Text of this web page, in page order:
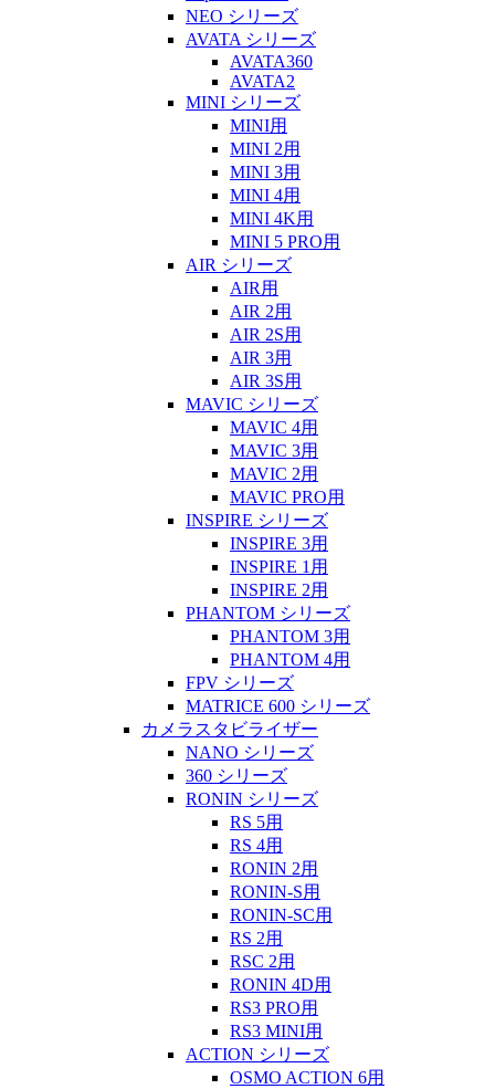
NEO シリーズ
AVATA シリーズ
AVATA360
AVATA2
MINI シリーズ
MINI用
MINI 2用
MINI 3用
MINI 4用
MINI 4K用
MINI 5 PRO用
AIR シリーズ
AIR用
AIR 2用
AIR 2S用
AIR 3用
AIR 3S用
MAVIC シリーズ
MAVIC 4用
MAVIC 3用
MAVIC 2用
MAVIC PRO用
INSPIRE シリーズ
INSPIRE 3用
INSPIRE 1用
INSPIRE 2用
PHANTOM シリーズ
PHANTOM 3用
PHANTOM 4用
FPV シリーズ
MATRICE 600 シリーズ
カメラスタビライザー
NANO シリーズ
360 シリーズ
RONIN シリーズ
RS 5用
RS 4用
RONIN 2用
RONIN-S用
RONIN-SC用
RS 2用
RSC 2用
RONIN 4D用
RS3 PRO用
RS3 MINI用
ACTION シリーズ
OSMO ACTION 6用